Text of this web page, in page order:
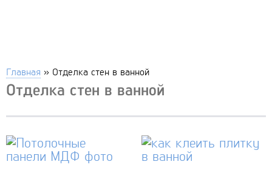
Главная » Отделка стен в ванной
Отделка стен в ванной